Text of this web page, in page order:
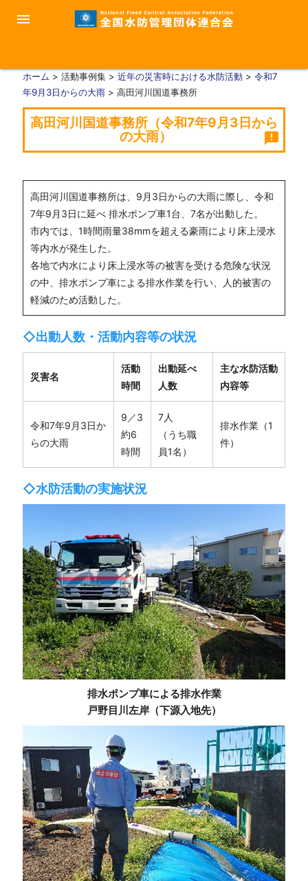
menu
ホーム > 活動事例集 > 近年の災害時における水防活動> 令和7
年9月3日からの大雨> 高田河川国道事務所
高田河川国道事務所（令和7年9月3日から
の大雨）
announcement
高田河川国道事務所は、9月3日からの大雨に際し、令和
7年9月3日に延べ 排水ポンプ車1台、7名が出動した。
市内では、1時間雨量38mmを超える豪雨により床上浸水
等内水が発生した。
各地で内水により床上浸水等の被害を受ける危険な状況
の中、排水ポンプ車による排水作業を行い、人的被害の
軽減のため活動した。
◇出動人数・活動内容等の状況
災害名
活動
時間
出動延べ
人数
主な水防活動
内容等
令和7年9月3日か
らの大雨
9／3
約6
時間
7人
（うち職
員1名）
排水作業（1
件）
◇水防活動の実施状況
排水ポンプ車による排水作業
戸野目川左岸（下源入地先）